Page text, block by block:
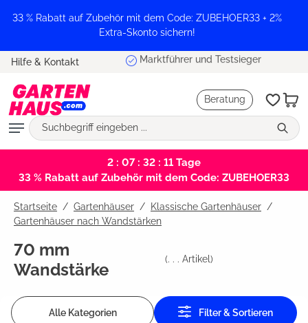
springen
33 % Rabatt auf Zubehör mit dem Code: ZUBEHOER33 + 2%
Extra-Skonto sichern!
Hilfe & Kontakt Marktführer und Testsieger
Beratung
2 : 07 : 32 : 11 Tage
33 % Rabatt auf Zubehör mit dem Code: ZUBEHOER33
Startseite Gartenhäuser / Klassische Gartenhäuser /
Gartenhäuser nach Wandstärken
70 mm
Wandstärke
(. . . Artikel)
Alle Kategorien Filter & Sortieren